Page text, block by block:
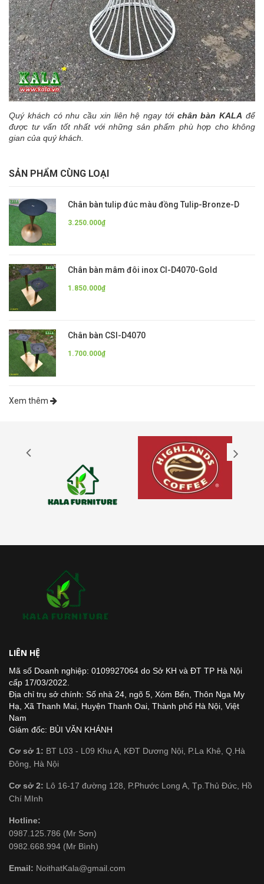
Quý khách có nhu cầu xin liên hệ ngay tới chân bàn KALA để
được tư vấn tốt nhất với những sản phẩm phù hợp cho không
gian của quý khách.
SẢN PHẨM CÙNG LOẠI
Chân bàn tulip đúc màu đồng Tulip-Bronze-D
3.250.000₫
Chân bàn mâm đôi inox CI-D4070-Gold
1.850.000₫
Chân bàn CSI-D4070
1.700.000₫
Xem thêm
LIÊN HỆ
Mã số Doanh nghiệp: 0109927064 do Sở KH và ĐT TP Hà Nội
cấp 17/03/2022.
Địa chỉ trụ sở chính: Số nhà 24, ngõ 5, Xóm Bến, Thôn Nga My
Hạ, Xã Thanh Mai, Huyện Thanh Oai, Thành phố Hà Nội, Việt
Nam
Giám đốc: BÙI VĂN KHÁNH
Cơ sở 1: BT L03 - L09 Khu A, KĐT Dương Nội, P.La Khê, Q.Hà
Đông, Hà Nội
Cơ sở 2: Lô 16-17 đường 128, P.Phước Long A, Tp.Thủ Đức, Hồ
Chí MInh
Hotline:
0987.125.786 (Mr Sơn)
0982.668.994 (Mr Bình)
Email: NoithatKala@gmail.com